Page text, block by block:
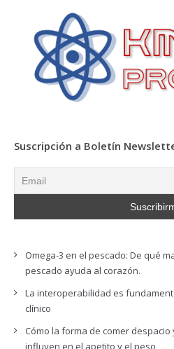
Suscripción a Boletín
Omega-3 en el pescado: De qué
pescado ayuda al corazón.
La interoperabilidad es
clínico
Cómo la forma de comer
influyen en el apetito y el peso